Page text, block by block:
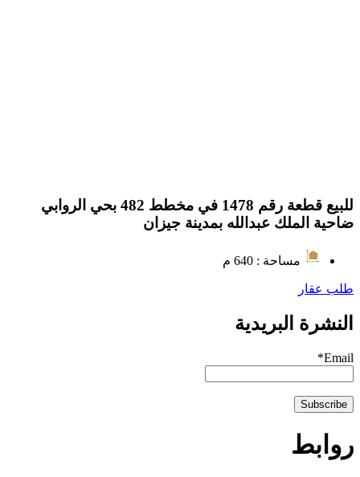
للبيع قطعة رقم 1478 في مخطط 482 بحي الروابي
ضاحية الملك عبدالله بمدينة جيزان
مساحة : 640 م
طلب عقار
النشرة البريدية
Email*
روابط